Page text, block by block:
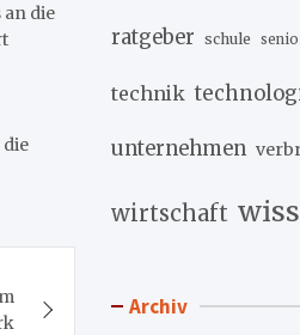
die
ratgeber schule
technik
unternehmen
wirtschaft
Archiv